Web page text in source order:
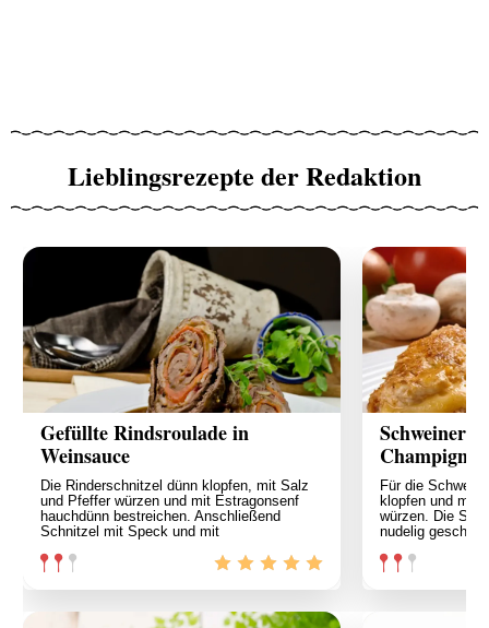
Lieblingsrezepte der Redaktion
Gefüllte Rindsroulade in
Weinsauce
Die Rinderschnitzel dünn klopfen, mit Salz
und Pfeffer würzen und mit Estragonsenf
hauchdünn bestreichen. Anschließend
Schnitzel mit Speck und mit
Für die
klopfen und mit
würzen. Die
nudelig